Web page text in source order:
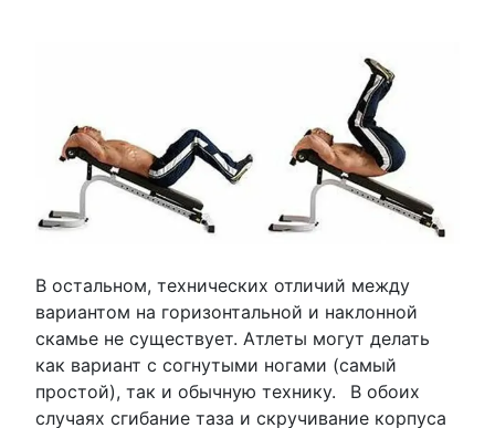
В остальном, технических отличий между
вариантом на горизонтальной и наклонной
скамье не существует. Атлеты могут делать
как вариант с согнутыми ногами (самый
простой), так и обычную технику.
В обоих
случаях сгибание таза и скручивание корпуса